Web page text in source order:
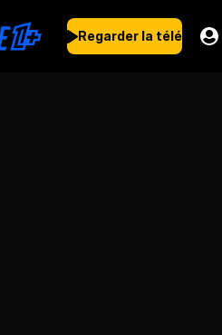
Regarder la télé